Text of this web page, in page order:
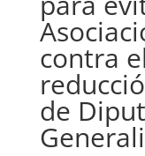
contra
de